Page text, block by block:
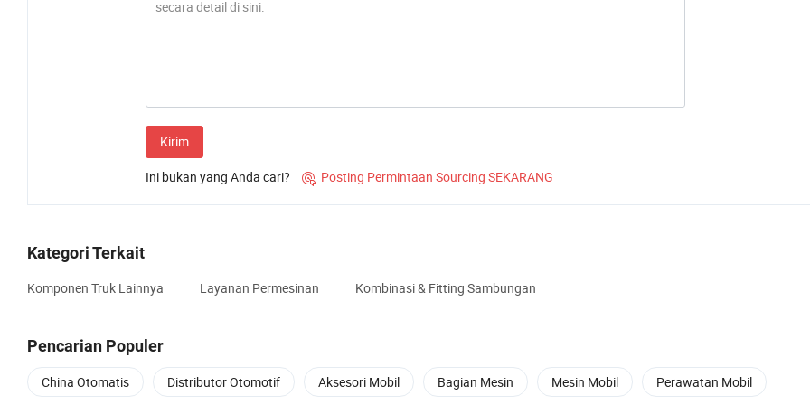
Kirim
Ini bukan yang Anda cari?  Posting Permintaan Sourcing SEKARANG
Kategori Terkait
Komponen Truk Lainnya Layanan Permesinan Kombinasi & Fitting Sambungan
Pencarian Populer
China Otomatis Distributor Otomotif Aksesori Mobil Bagian Mesin Mesin Mobil Perawatan Mobil